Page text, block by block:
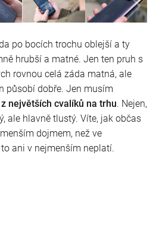
po bocích trochu oblejší a ty
hrubší a matné. Jen ten pruh s
rovnou celá záda matná, ale
působí dobře. Jen musím
největších cvalíků na trhu. Nejen,
ale hlavně tlustý. Víte, jak občas
dojmem, než ve
ani v nejmenším neplatí.